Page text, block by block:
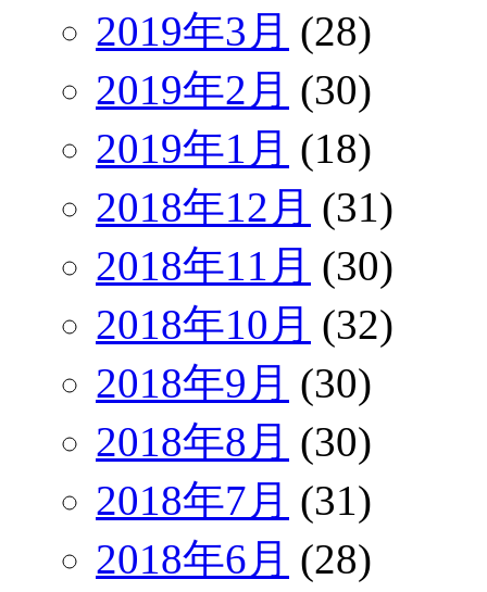
2019年3月 (28)
2019年2月 (30)
2019年1月 (18)
2018年12月 (31)
2018年11月 (30)
2018年10月 (32)
2018年9月 (30)
2018年8月 (30)
2018年7月 (31)
2018年6月 (28)